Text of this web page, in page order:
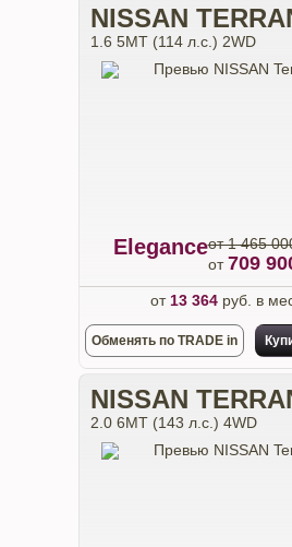
NISSAN
1.6 5МТ (114 л.с.) 2WD
Eleganceот 1 465
от709
от 13 364руб. в
Обменять по TRADE in
NISSAN
2.0 6МТ (143 л.с.) 4WD